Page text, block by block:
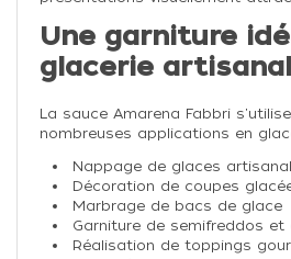
Une garniture
glacerie
La sauce Amarena Fabbri
nombreuses applications en
Nappage de glaces
Décoration de coupes
Marbrage de bacs de glace
Garniture de semifreddos
Réalisation de toppings